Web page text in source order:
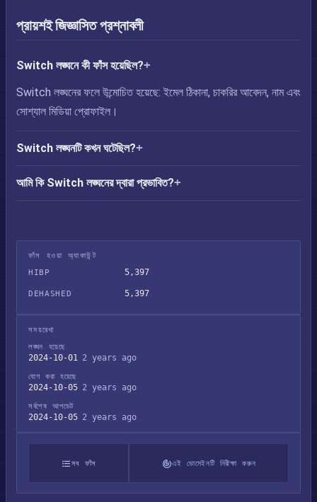
প্রায়শই জিজ্ঞাসিত প্রশ্নাবলী
Switch লঙ্ঘনে কী ফাঁস হয়েছিল?
Switch লঙ্ঘনের ফলে উন্মোচিত হয়েছে: ইমেল ঠিকানা, চাকরির আবেদন, নাম এবং
সোশ্যাল মিডিয়া প্রোফাইল।
Switch লঙ্ঘনটি কখন ঘটেছিল?
আমি কি Switch লঙ্ঘনের দ্বারা প্রভাবিত?
ফাঁস হওয়া অ্যাকাউন্ট
HIBP
5,397
DEHASHED 5,397
সময়রেখা
লঙ্ঘন হয়েছে
2024-10-01 2 years ago
যোগ করা হয়েছে
2024-10-05 2 years ago
সর্বশেষ আপডেট
2024-10-05 2 years ago
সব ফাঁস এই ডোমেইনটি নিরীক্ষা করুন